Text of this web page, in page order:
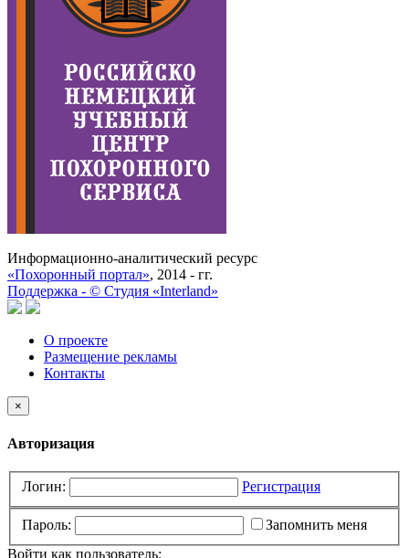
Информационно-аналитический ресурс
«Похоронный портал», 2014 - гг.
Поддержка - © Cтудия «Interland»
О проекте
Размещение рекламы
Контакты
×
Авторизация
Логин: Регистрация
Пароль:
Запомнить меня
Войти как пользователь: